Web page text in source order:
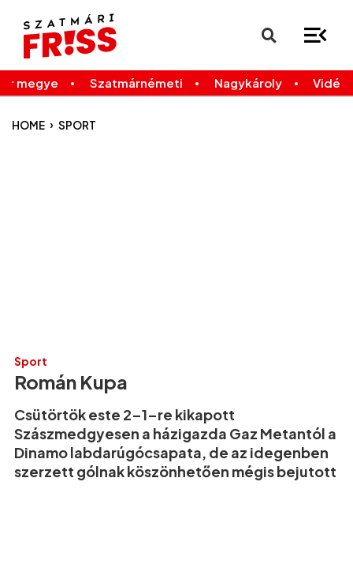
Legfrissebb
megye Szatmárnémeti Nagykároly Vidék
HOME › SPORT
Sport
Román Kupa
Csütörtök este 2–1–re kikapott
Szászmedgyesen a házigazda Gaz Metantól a
Dinamo labdarúgócsapata, de az idegenben
szerzett gólnak köszönhetően mégis bejutott